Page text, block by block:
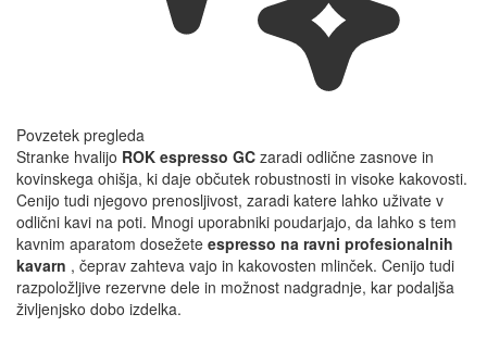
Povzetek pregleda
Stranke hvalijo ROK espresso GC zaradi odlične zasnove in
kovinskega ohišja, ki daje občutek robustnosti in visoke kakovosti.
Cenijo tudi njegovo prenosljivost, zaradi katere lahko uživate v
odlični kavi na poti. Mnogi uporabniki poudarjajo, da lahko s tem
kavnim aparatom dosežete espresso na ravni profesionalnih
kavarn , čeprav zahteva vajo in kakovosten mlinček. Cenijo tudi
razpoložljive rezervne dele in možnost nadgradnje, kar podaljša
življenjsko dobo izdelka.